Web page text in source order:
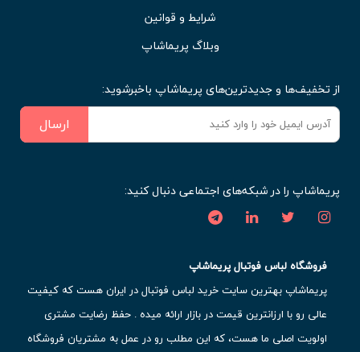
شرایط و قوانین
وبلاگ پریماشاپ
از تخفیف‌ها و جدیدترین‌های پریماشاپ باخبرشوید:
ارسال
پریماشاپ را در شبکه‌های اجتماعی دنبال کنید:
فروشگاه لباس فوتبال پریماشاپ
پریماشاپ بهترین سایت خرید لباس فوتبال در ایران هست که کیفیت
عالی رو با ارزانترین قیمت در بازار ارائه میده . حفظ رضایت مشتری
اولویت اصلی ما هست، که این مطلب رو در عمل به مشتریان فروشگاه